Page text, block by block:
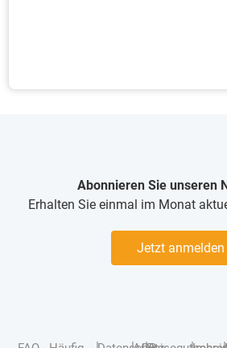
Abonnieren Sie unseren
Erhalten Sie einmal im Monat
Jetzt anmelden